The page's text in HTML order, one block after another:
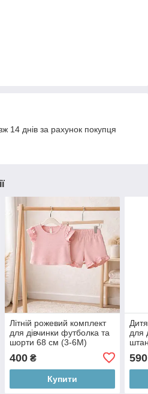
14 днів за рахунок покупця
Літній рожевий комплект
для дівчинки футболка та
шорти 68 см (3-6М)
400₴
Купити
для
590